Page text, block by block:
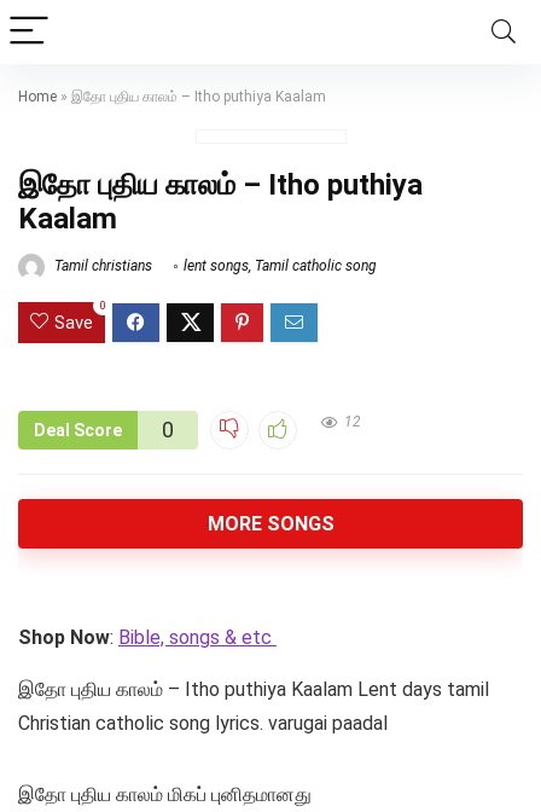
Home » இதோ புதிய காலம் – Itho puthiya Kaalam
இதோ புதிய காலம் – Itho puthiya
Kaalam
Tamil christians lent songs, Tamil catholic song
Save
0
Deal Score 0 12
MORE SONGS
Shop Now: Bible, songs & etc
இதோ புதிய காலம் – Itho puthiya Kaalam Lent days tamil
Christian catholic song lyrics. varugai paadal
இதோ புதிய காலம் மிகப் புனிதமானது